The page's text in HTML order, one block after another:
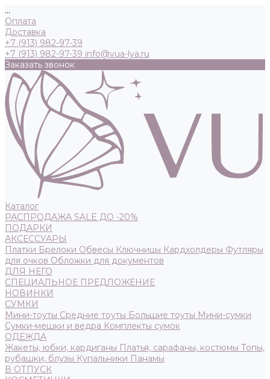
...
Оплата
Доставка
+7 (913) 982-97-39
+7 (913) 982-97-39 info@vua-lya.ru
Заказать звонок
Каталог
РАСПРОДАЖА SALE ДО -20%
ПОДАРКИ
АКСЕССУАРЫ
Платки Брелоки Обвесы Ключницы Кардхолдеры Футляры
для очков Обложки для документов
ДЛЯ НЕГО
СПЕЦИАЛЬНОЕ ПРЕДЛОЖЕНИЕ
НОВИНКИ
СУМКИ
Мини-тоуты Средние тоуты Большие тоуты Мини-сумки
Сумки-мешки и ведра Комплекты сумок
ОДЕЖДА
Жакеты, юбки, кардиганы Платья, сарафаны, костюмы Топы,
рубашки, блузы Купальники Панамы
В ОТПУСК